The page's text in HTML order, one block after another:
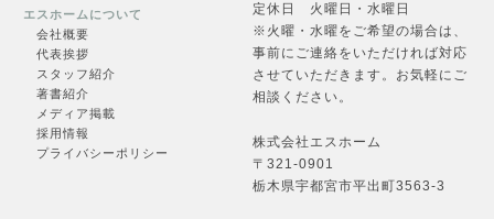
お問合せ
フォームへ →
エスホームについて
会社概要
代表挨拶
スタッフ紹介
著書紹介
メディア掲載
採用情報
プライバシーポリシー
定休日 火曜日・水曜日
※火曜・水曜をご希望の場合は、
事前にご連絡をいただければ対応
させていただきます。お気軽にご
相談ください。
株式会社エスホーム
〒321-0901
栃木県宇都宮市平出町3563-3